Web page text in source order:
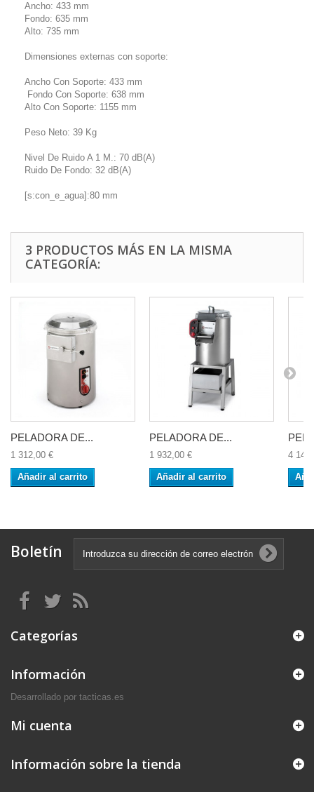
Ancho: 433 mm
Fondo: 635 mm
Alto: 735 mm
Dimensiones externas con soporte:
Ancho Con Soporte: 433 mm
Fondo Con Soporte: 638 mm
Alto Con Soporte: 1155 mm
Peso Neto: 39 Kg
Nivel De Ruido A 1 M.: 70 dB(A)
Ruido De Fondo: 32 dB(A)
[s:con_e_agua]:80 mm
3 PRODUCTOS MÁS EN LA MISMA
CATEGORÍA:
PELADORA DE...
1 312,00 €
Añadir al carrito
PELADORA DE...
1 932,00 €
Añadir al carrito
4
Boletín
Categorías
Información
Desarrollado por tacticas.es
Mi cuenta
Información sobre la tienda